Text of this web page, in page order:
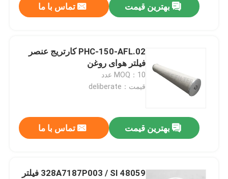
صفحه اصلی
فیلم های
تور کارخانه
کنترل کیفیت
بهترین قیمت تماس با ما
PHC-150-AFL.02 کارتریج عنصر
فیلتر هوای روغن
MOQ：10 عدد
قیمت：deliberate
بهترین قیمت تماس با ما
328A7187P003 / SI 48059 فیلتر